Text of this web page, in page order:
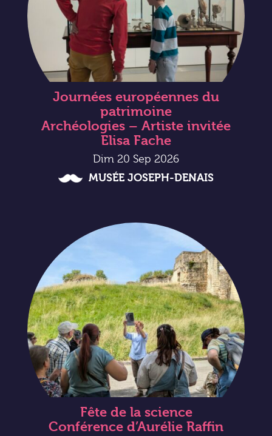
Journées européennes du
patrimoine
Archéologies – Artiste invitée
Elisa Fache
Dim 20 Sep 2026
MUSÉE JOSEPH-DENAIS
Fête de la science
Conférence d’Aurélie Raffin